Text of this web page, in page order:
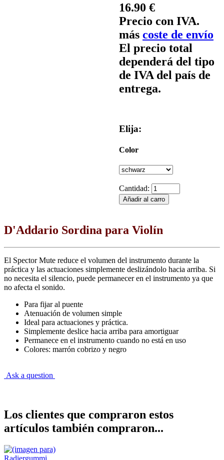
16.90 €
Precio con IVA.
más coste de envío
El precio total
dependerá del tipo
de IVA del país de
entrega.
Elija:
Color
Cantidad:
D'Addario Sordina para Violín
El Spector Mute reduce el volumen del instrumento durante la
práctica y las actuaciones simplemente deslizándolo hacia arriba. Si
no necesita el silencio, puede permanecer en el instrumento ya que
no afecta el sonido.
Para fijar al puente
Atenuación de volumen simple
Ideal para actuaciones y práctica.
Simplemente deslice hacia arriba para amortiguar
Permanece en el instrumento cuando no está en uso
Colores: marrón cobrizo y negro
Ask a question
Los clientes que compraron estos
artículos también compraron...